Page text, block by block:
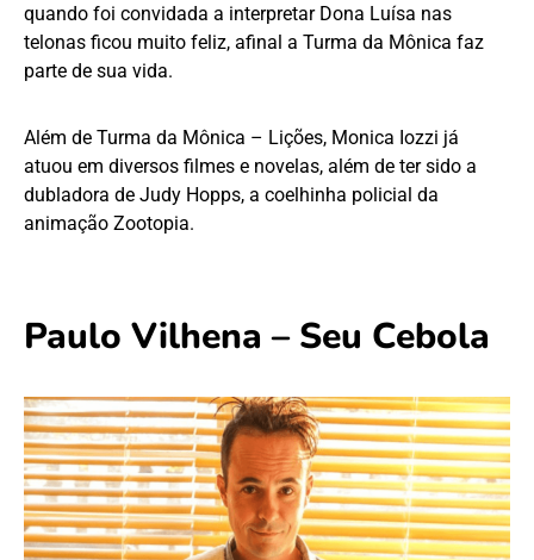
quando foi convidada a interpretar Dona Luísa nas
telonas ficou muito feliz, afinal a Turma da Mônica faz
parte de sua vida.
Além de Turma da Mônica – Lições, Monica Iozzi já
atuou em diversos filmes e novelas, além de ter sido a
dubladora de Judy Hopps, a coelhinha policial da
animação Zootopia.
Paulo Vilhena – Seu Cebola